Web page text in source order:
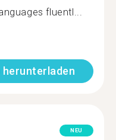
fluentl...
herunterladen
NEU